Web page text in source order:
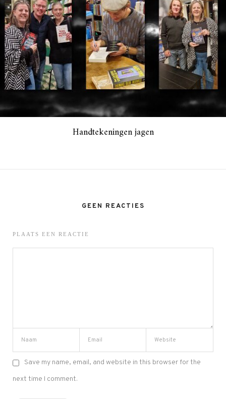
Handtekeningen jagen
GEEN REACTIES
PLAATS EEN REACTIE
Save my name, email, and website in this browser for the
next time I comment.